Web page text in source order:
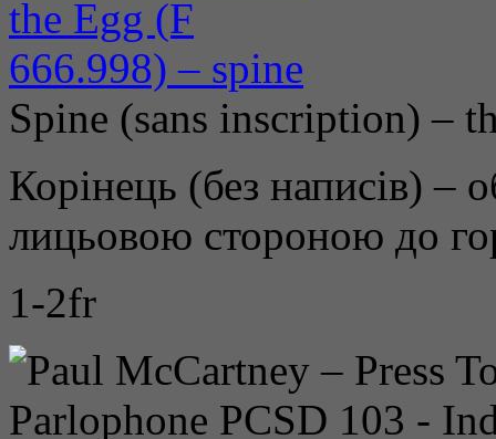
Spine (sans inscription) –
Корінець (без написів) –
лицьовою стороною до
1-2fr